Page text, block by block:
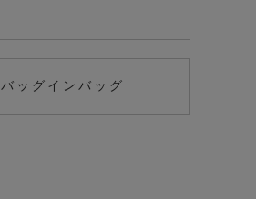
バッグインバッグ